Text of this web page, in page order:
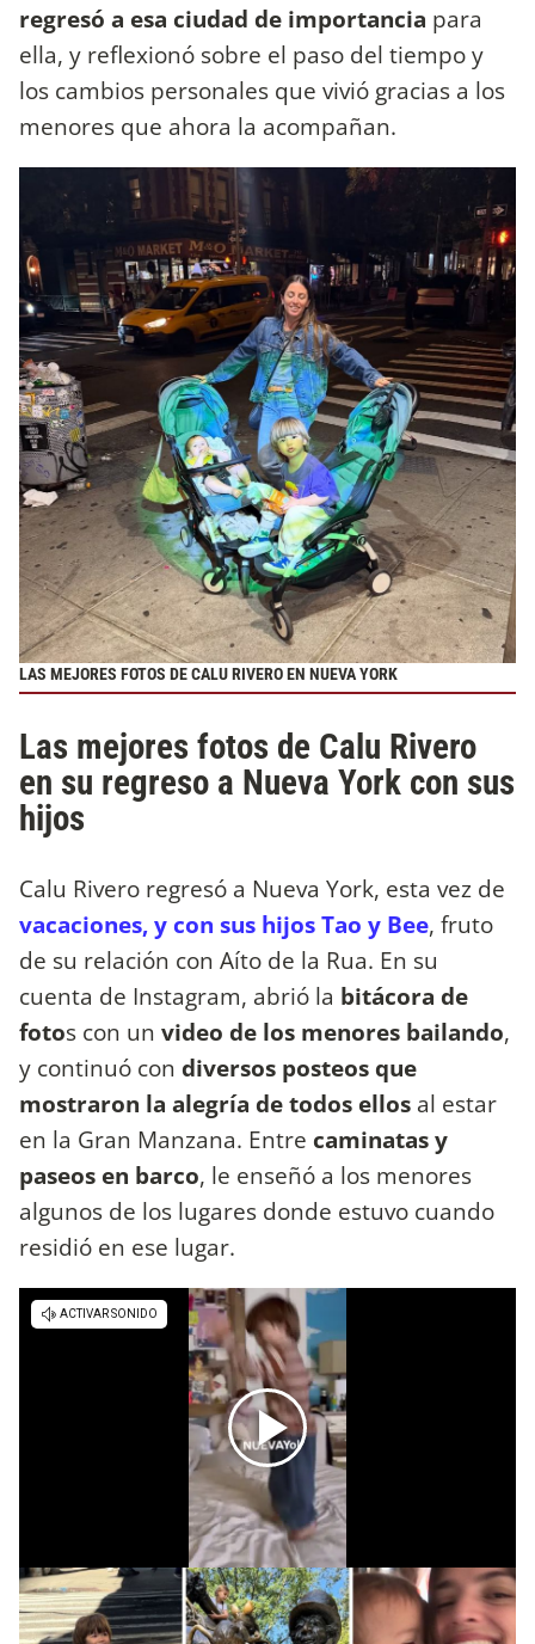
regresó a esa ciudad de importancia para
ella, y reflexionó sobre el paso del tiempo y
los cambios personales que vivió gracias a los
menores que ahora la acompañan.
LAS MEJORES FOTOS DE CALU RIVERO EN NUEVA YORK
Las mejores fotos de Calu Rivero
en su regreso a Nueva York con sus
hijos
Calu Rivero regresó a Nueva York, esta vez de
vacaciones, y con sus hijos Tao y Bee, fruto
de su relación con Aíto de la Rua. En su
cuenta de Instagram, abrió la bitácora de
fotos con un video de los menores bailando,
y continuó con diversos posteos que
mostraron la alegría de todos ellos al estar
en la Gran Manzana. Entre caminatas y
paseos en barco, le enseñó a los menores
algunos de los lugares donde estuvo cuando
residió en ese lugar.